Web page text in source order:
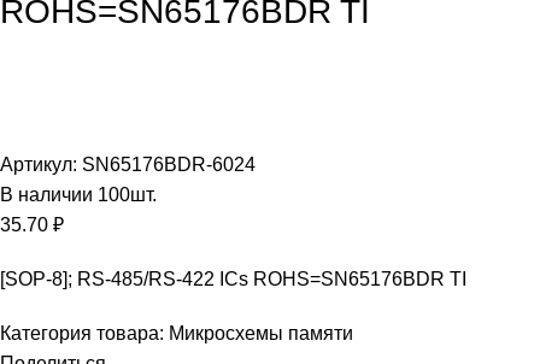
ROHS=SN65176BDR TI
Артикул: SN65176BDR-6024
В наличии 100шт.
35.70 ₽
[SOP-8]; RS-485/RS-422 ICs ROHS=SN65176BDR TI
Категория товара: Микросхемы памяти